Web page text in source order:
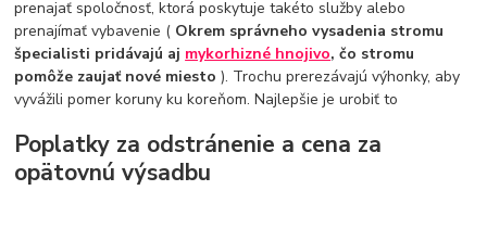
prenajať spoločnosť, ktorá poskytuje takéto služby alebo
prenajímať vybavenie ( Okrem správneho vysadenia stromu
špecialisti pridávajú aj mykorhizné hnojivo, čo stromu
pomôže zaujať nové miesto). Trochu prerezávajú výhonky, aby
vyvážili pomer koruny ku koreňom. Najlepšie je urobiť to
Poplatky za odstránenie a cena za
opätovnú výsadbu